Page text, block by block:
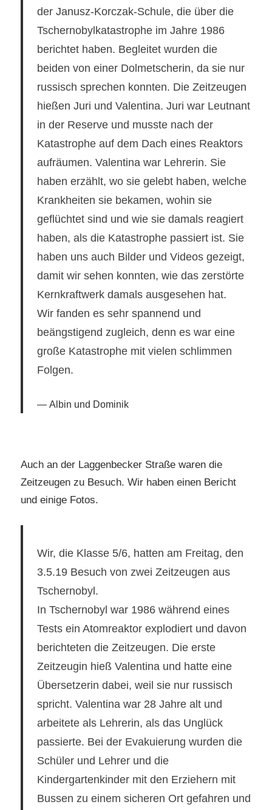
der Janusz-Korczak-Schule, die über die
Tschernobylkatastrophe im Jahre 1986
berichtet haben. Begleitet wurden die
beiden von einer Dolmetscherin, da sie nur
russisch sprechen konnten. Die Zeitzeugen
hießen Juri und Valentina. Juri war Leutnant
in der Reserve und musste nach der
Katastrophe auf dem Dach eines Reaktors
aufräumen. Valentina war Lehrerin. Sie
haben erzählt, wo sie gelebt haben, welche
Krankheiten sie bekamen, wohin sie
geflüchtet sind und wie sie damals reagiert
haben, als die Katastrophe passiert ist. Sie
haben uns auch Bilder und Videos gezeigt,
damit wir sehen konnten, wie das zerstörte
Kernkraftwerk damals ausgesehen hat.
Wir fanden es sehr spannend und
beängstigend zugleich, denn es war eine
große Katastrophe mit vielen schlimmen
Folgen.
Albin und Dominik
Auch an der Laggenbecker Straße waren die
Zeitzeugen zu Besuch. Wir haben einen Bericht
und einige Fotos.
Wir, die Klasse 5/6, hatten am Freitag, den
3.5.19 Besuch von zwei Zeitzeugen aus
Tschernobyl.
In Tschernobyl war 1986 während eines
Tests ein Atomreaktor explodiert und davon
berichteten die Zeitzeugen. Die erste
Zeitzeugin hieß Valentina und hatte eine
Übersetzerin dabei, weil sie nur russisch
spricht. Valentina war 28 Jahre alt und
arbeitete als Lehrerin, als das Unglück
passierte. Bei der Evakuierung wurden die
Schüler und Lehrer und die
Kindergartenkinder mit den Erziehern mit
Bussen zu einem sicheren Ort gefahren und